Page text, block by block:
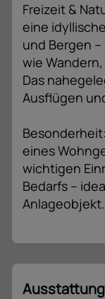
Freizeit &
eine
und Bergen
wie
Das
Ausflügen
eines
wichtigen
Bedarfs –
Anlageobjekt.
Ausstattung